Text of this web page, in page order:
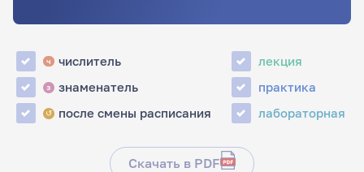
ч числитель
з знаменатель
↺ после смены расписания
лекция
практика
лабораторная
Скачать в PDF